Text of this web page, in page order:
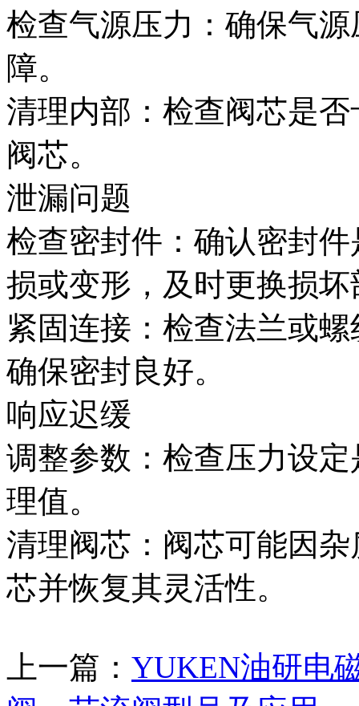
检查气源压力‌：确保气
障。
清理内部‌：检查阀芯是
阀芯。
泄漏问题‌
检查密封件‌：确认密封
损或变形，及时更换损坏
紧固连接‌：检查法兰或
确保密封良好。
响应迟缓‌
调整参数‌：检查压力设
理值。
清理阀芯‌：阀芯可能因
芯并恢复其灵活性。
上一篇： YUKEN油研电